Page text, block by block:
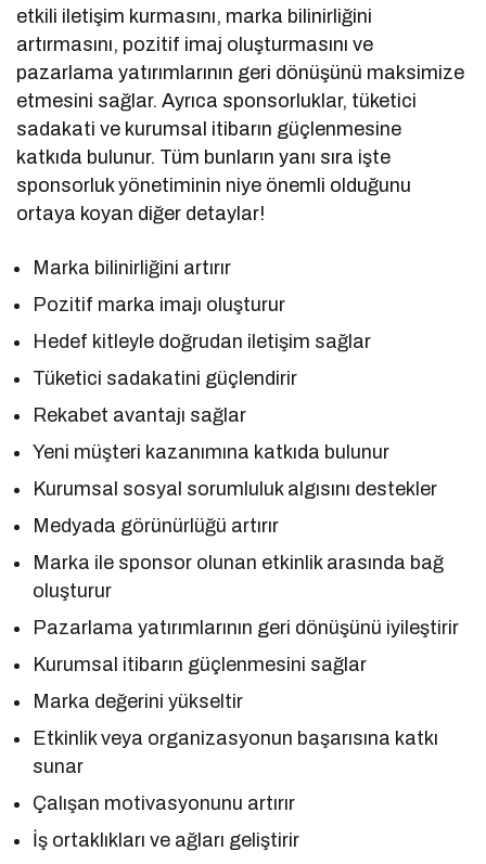
etkili iletişim kurmasını, marka bilinirliğini
artırmasını, pozitif imaj oluşturmasını ve
pazarlama yatırımlarının geri dönüşünü maksimize
etmesini sağlar. Ayrıca sponsorluklar, tüketici
sadakati ve kurumsal itibarın güçlenmesine
katkıda bulunur. Tüm bunların yanı sıra işte
sponsorluk yönetiminin niye önemli olduğunu
ortaya koyan diğer detaylar!
Marka bilinirliğini artırır
Pozitif marka imajı oluşturur
Hedef kitleyle doğrudan iletişim sağlar
Tüketici sadakatini güçlendirir
Rekabet avantajı sağlar
Yeni müşteri kazanımına katkıda bulunur
Kurumsal sosyal sorumluluk algısını destekler
Medyada görünürlüğü artırır
Marka ile sponsor olunan etkinlik arasında bağ
oluşturur
Pazarlama yatırımlarının geri dönüşünü iyileştirir
Kurumsal itibarın güçlenmesini sağlar
Marka değerini yükseltir
Etkinlik veya organizasyonun başarısına katkı
sunar
Çalışan motivasyonunu artırır
İş ortaklıkları ve ağları geliştirir